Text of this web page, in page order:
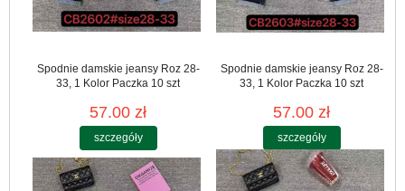
Spodnie damskie jeansy Roz 28-
33, 1 Kolor Paczka 10 szt
57.00 zł
szczegóły
Spodnie damskie jeansy Roz 28-
33, 1 Kolor Paczka 10 szt
57.00 zł
szczegóły